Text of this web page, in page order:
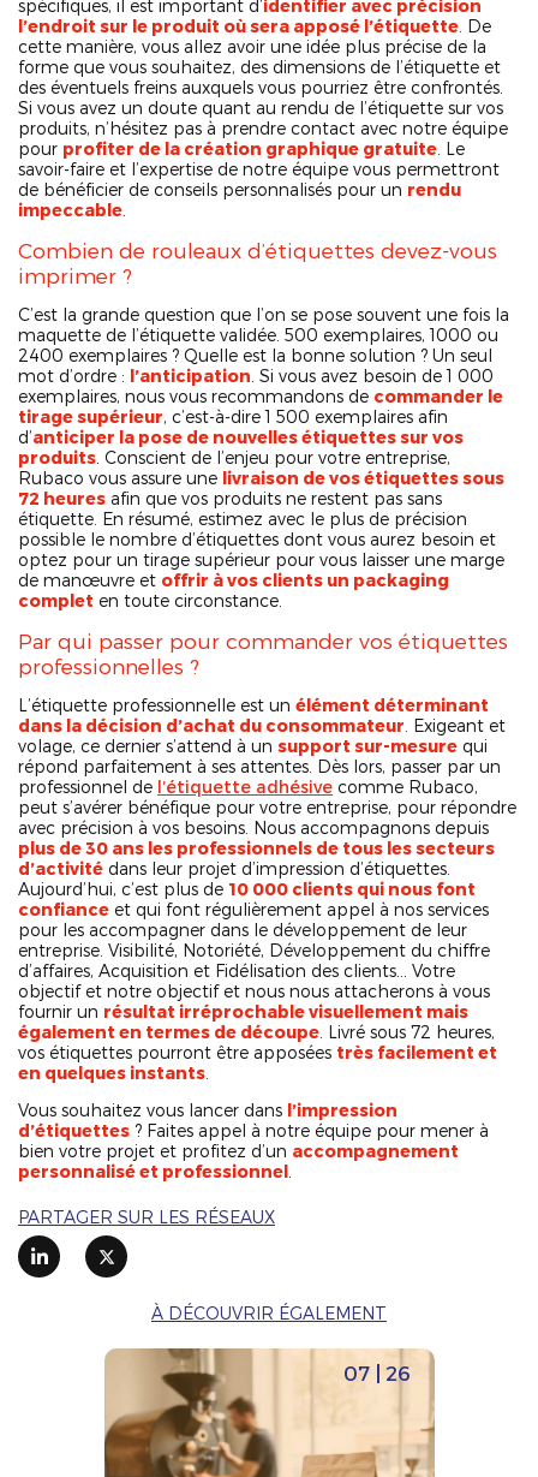
À DÉCOUVRIR ÉGALEMENT
07 | 26
spécifiques, il est important d’identifier avec précision
l’endroit sur le produit où sera apposé l’étiquette . De
cette manière, vous allez avoir une idée plus précise de la
forme que vous souhaitez, des dimensions de l’étiquette et
des éventuels freins auxquels vous pourriez être confrontés.
Si vous avez un doute quant au rendu de l’étiquette sur vos
produits, n’hésitez pas à prendre contact avec notre équipe
pour profiter de la création graphique gratuite . Le
savoir-faire et l’expertise de notre équipe vous permettront
de bénéficier de conseils personnalisés pour un rendu
impeccable
Combien de rouleaux d’étiquettes devez-vous
imprimer ?
C’est la grande question que l’on se pose souvent une fois la
maquette de l’étiquette validée. 500 exemplaires, 1000 ou
2400 exemplaires ? Quelle est la bonne solution ? Un seul
mot d’ordre : l’anticipation . Si vous avez besoin de 1 000
exemplaires, nous vous recommandons de commander le
tirage supérieur, c’est-à-dire 1 500 exemplaires afin
d’anticiper la pose de nouvelles étiquettes sur vos
produits . Conscient de l’enjeu pour votre entreprise,
Rubaco vous assure une livraison de vos étiquettes sous
72 heures afin que vos produits ne restent pas sans
étiquette. En résumé, estimez avec le plus de précision
possible le nombre d’étiquettes dont vous aurez besoin et
optez pour un tirage supérieur pour vous laisser une marge
de manœuvre et offrir à vos clients un packaging
complet en toute circonstance.
Par qui passer pour commander vos étiquettes
professionnelles ?
L’étiquette professionnelle est un élément déterminant
dans la décision d’achat du consommateur . Exigeant et
volage, ce dernier s’attend à un support sur-mesure qui
répond parfaitement à ses attentes. Dès lors, passer par un
professionnel de l’étiquette adhésive comme Rubaco,
peut s’avérer bénéfique pour votre entreprise, pour répondre
avec précision à vos besoins. Nous accompagnons depuis
plus de 30 ans les professionnels de tous les secteurs
d’activité dans leur projet d’impression d’étiquettes.
Aujourd’hui, c’est plus de 10 000 clients qui nous font
confiance et qui font régulièrement appel à nos services
pour les accompagner dans le développement de leur
entreprise. Visibilité, Notoriété, Développement du chiffre
d’affaires, Acquisition et Fidélisation des clients… Votre
objectif et notre objectif et nous nous attacherons à vous
fournir un résultat irréprochable visuellement mais
également en termes de découpe . Livré sous 72 heures,
vos étiquettes pourront être apposées très facilement et
en quelques instants
Vous souhaitez vous lancer dans l’impression
d’étiquettes ? Faites appel à notre équipe pour mener à
bien votre projet et profitez d’un accompagnement
personnalisé et professionnel
PARTAGER SUR LES RÉSEAUX